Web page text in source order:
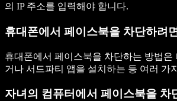
의 IP 주소를 입력해야 합니다.
휴대폰에서 페이스북을 차단하려
휴대폰에서 페이스북을 차단하는 방법은
거나 서드파티 앱을 설치하는 등 여러 가
자녀의 컴퓨터에서 페이스북을 차